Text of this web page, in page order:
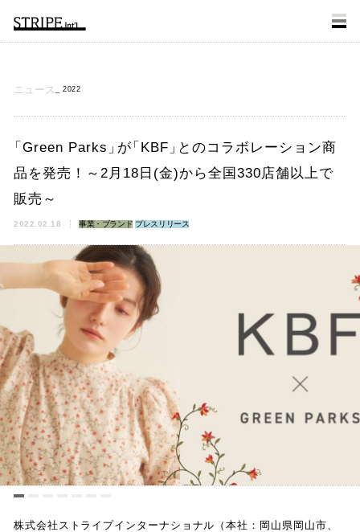
ニュース 2022
「Green Parks 」が「 KBF 」とのコラボレーション商
品を発売！～2月18日(金)から全国330店舗以上で
販売～
2022.02.18 事業・ブランド プレスリリース
株式会社ストライプインターナショナル （本社 ： 岡山県岡山市、